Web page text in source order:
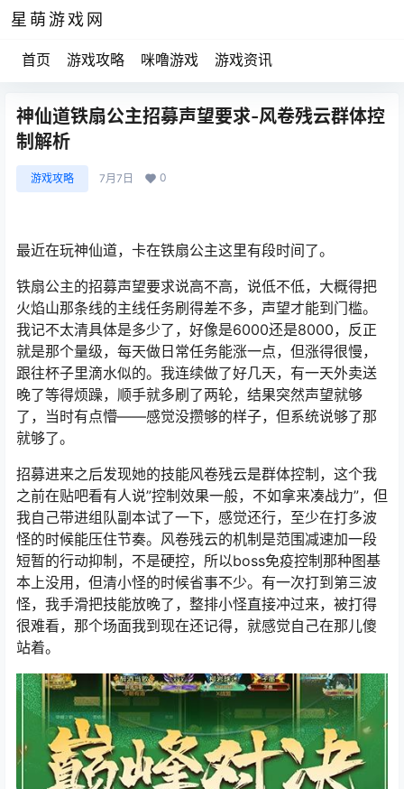
星萌游戏网
首页 游戏攻略 咪噜游戏 游戏资讯
神仙道铁扇公主招募声望要求-风卷残云群体控
制解析
游戏攻略 7月7日 0
最近在玩神仙道，卡在铁扇公主这里有段时间了。
铁扇公主的招募声望要求说高不高，说低不低，大概得把
火焰山那条线的主线任务刷得差不多，声望才能到门槛。
我记不太清具体是多少了，好像是6000还是8000，反正
就是那个量级，每天做日常任务能涨一点，但涨得很慢，
跟往杯子里滴水似的。我连续做了好几天，有一天外卖送
晚了等得烦躁，顺手就多刷了两轮，结果突然声望就够
了，当时有点懵——感觉没攒够的样子，但系统说够了那
就够了。
招募进来之后发现她的技能风卷残云是群体控制，这个我
之前在贴吧看有人说”控制效果一般，不如拿来凑战力”，但
我自己带进组队副本试了一下，感觉还行，至少在打多波
怪的时候能压住节奏。风卷残云的机制是范围减速加一段
短暂的行动抑制，不是硬控，所以boss免疫控制那种图基
本上没用，但清小怪的时候省事不少。有一次打到第三波
怪，我手滑把技能放晚了，整排小怪直接冲过来，被打得
很难看，那个场面我到现在还记得，就感觉自己在那儿傻
站着。